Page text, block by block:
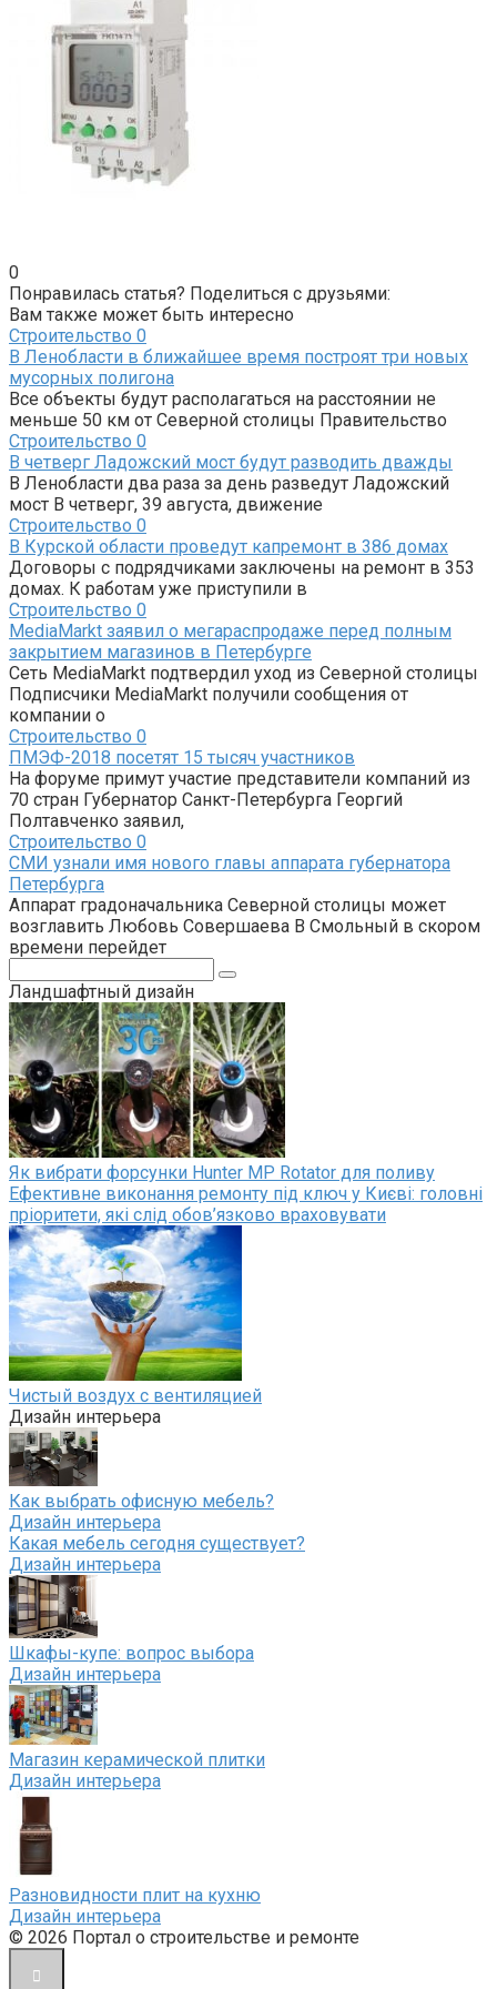
0
Понравилась статья? Поделиться с друзьями:
Вам также может быть интересно
Строительство 0
В Ленобласти в ближайшее время построят три новых
мусорных полигона
Все объекты будут располагаться на расстоянии не
меньше 50 км от Северной столицы Правительство
Строительство 0
В четверг Ладожский мост будут разводить дважды
В Ленобласти два раза за день разведут Ладожский
мост В четверг, 39 августа, движение
Строительство 0
В Курской области проведут капремонт в 386 домах
Договоры с подрядчиками заключены на ремонт в 353
домах. К работам уже приступили в
Строительство 0
MediaMarkt заявил о мегараспродаже перед полным
закрытием магазинов в Петербурге
Сеть MediaMarkt подтвердил уход из Северной столицы
Подписчики MediaMarkt получили сообщения от
компании о
Строительство 0
ПМЭФ-2018 посетят 15 тысяч участников
На форуме примут участие представители компаний из
70 стран Губернатор Санкт-Петербурга Георгий
Полтавченко заявил,
Строительство 0
СМИ узнали имя нового главы аппарата губернатора
Петербурга
Аппарат градоначальника Северной столицы может
возглавить Любовь Совершаева В Смольный в скором
времени перейдет
Ландшафтный дизайн
Як вибрати форсунки Hunter MP Rotator для поливу
Ефективне виконання ремонту під ключ у Києві: головні
пріоритети, які слід обов’язково враховувати
Чистый воздух с вентиляцией
Дизайн интерьера
Как выбрать офисную мебель?
Дизайн интерьера
Какая мебель сегодня существует?
Дизайн интерьера
Шкафы-купе: вопрос выбора
Дизайн интерьера
Магазин керамической плитки
Дизайн интерьера
Разновидности плит на кухню
Дизайн интерьера
© 2026 Портал о строительстве и ремонте